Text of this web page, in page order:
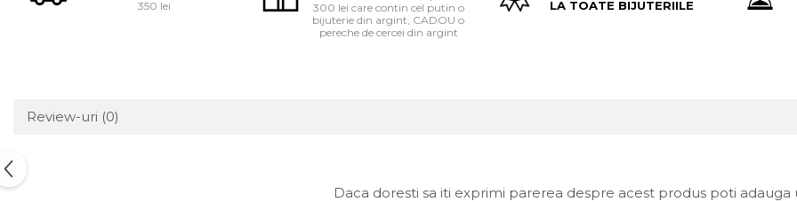
350 lei
300 lei care contin cel putin o
bijuterie din argint, CADOU o
pereche de cercei din argint
LA TOATE BIJUTERIILE
Review-uri (0)
Daca doresti sa iti exprimi parerea despre acest produs poti adauga